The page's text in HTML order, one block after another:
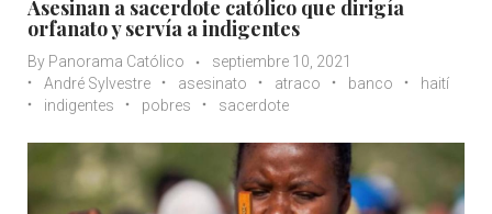
Asesinan a sacerdote católico que dirigía
orfanato y servía a indigentes
By Panorama Católico
septiembre 10, 2021
André Sylvestre
asesinato atraco banco
haití
indigentes
pobres sacerdote